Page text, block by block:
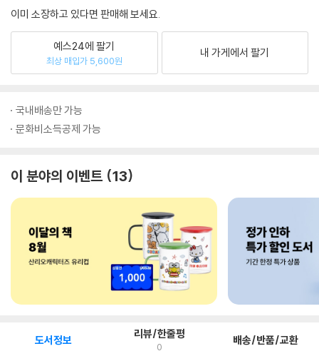
이미 소장하고 있다면 판매해 보세요.
예스24에 팔기
최상 매입가 5,600원
내 가게에서 팔기
국내배송만 가능
문화비소득공제 가능
이 분야의 이벤트 13
도서정보 리뷰/한줄평
0 배송/반품/교환